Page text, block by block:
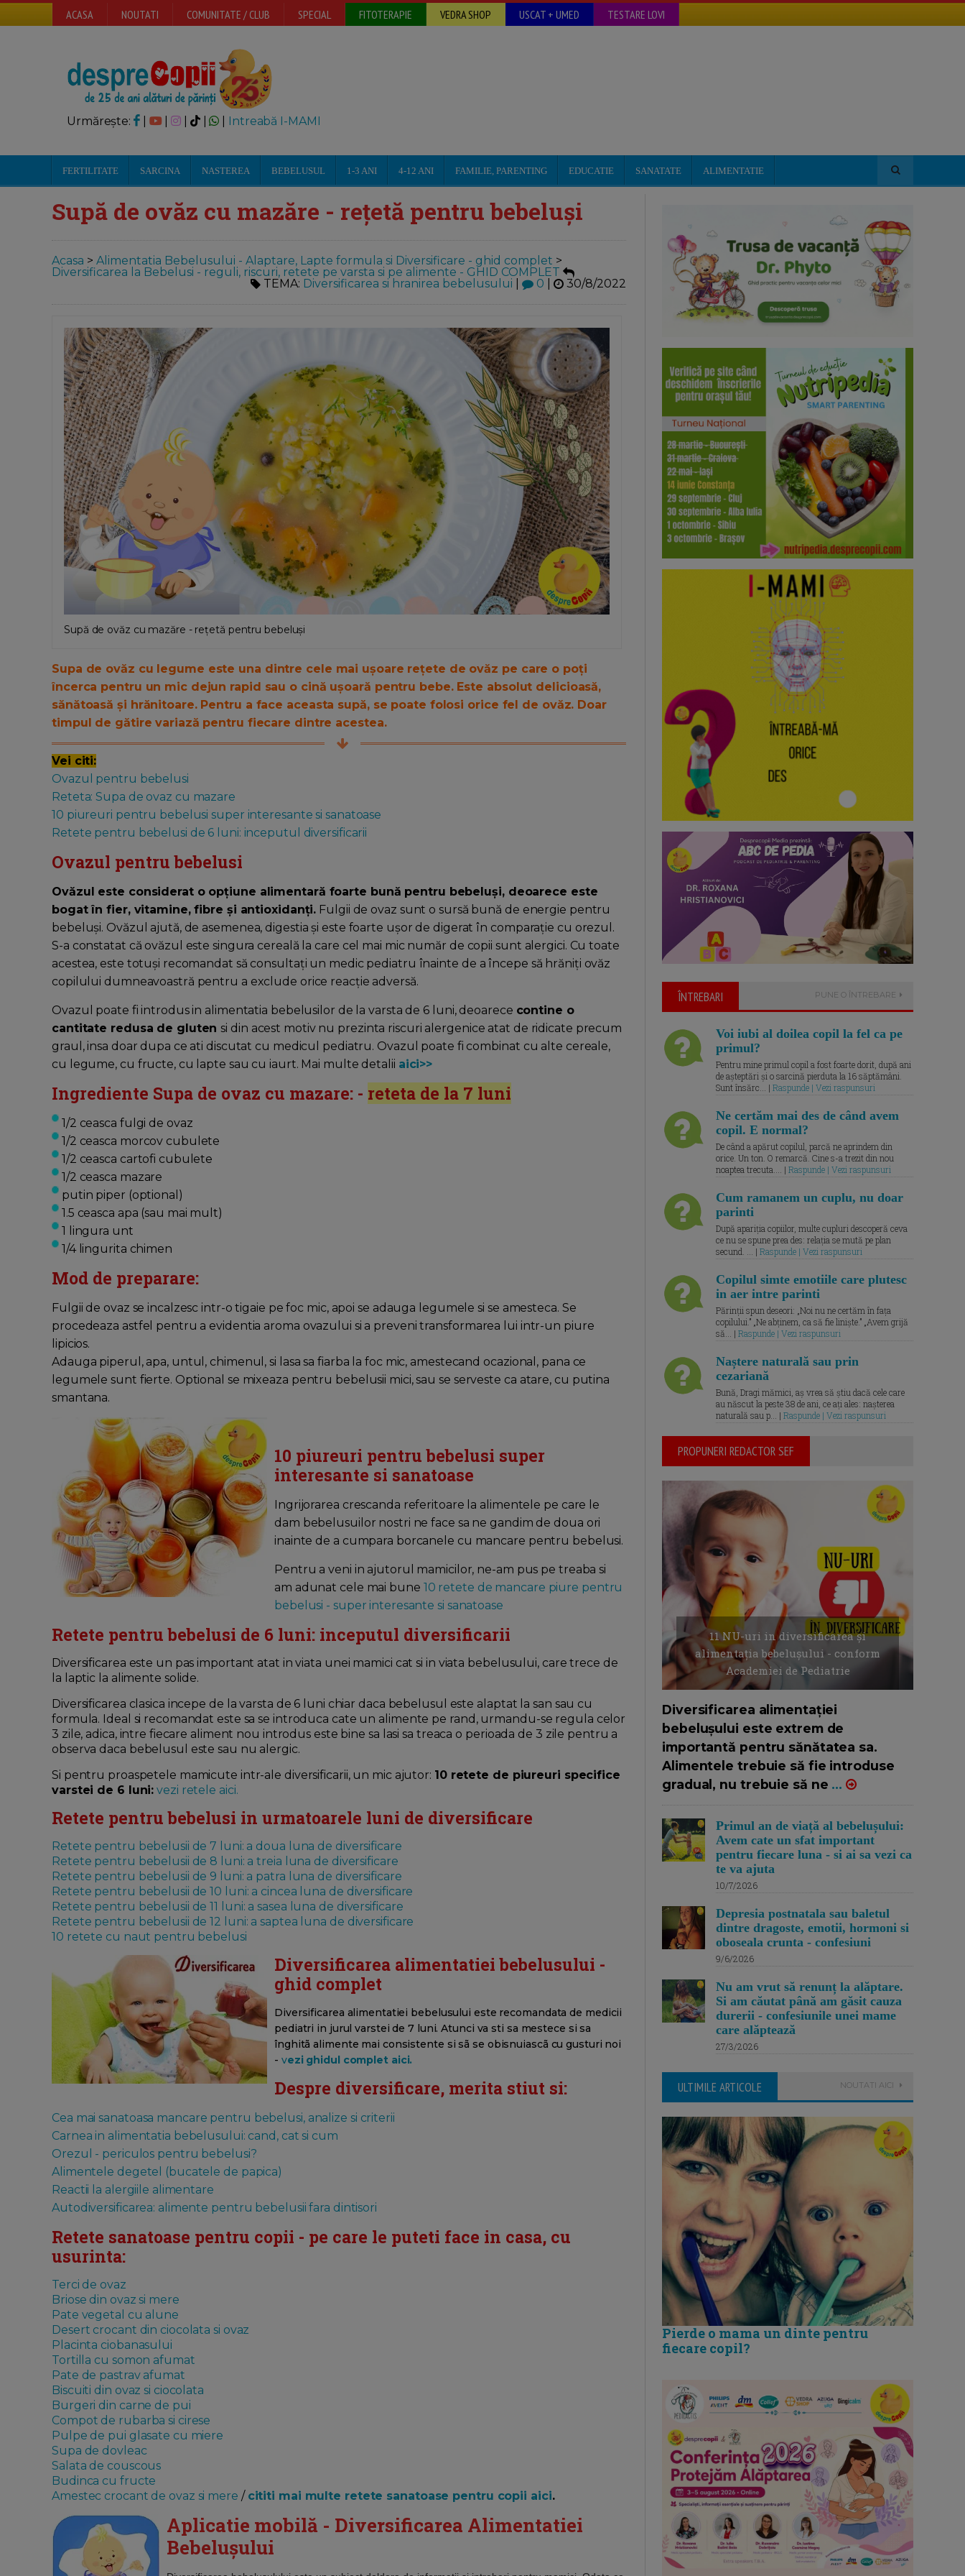
ACASA NOUTATI COMUNITATE / CLUB SPECIAL FITOTERAPIE VEDRA SHOP USCAT + UMED TESTARE LOVI
Urmărește: | | Intreabă I-MAMI
FERTILITATE SARCINA NASTEREA BEBELUSUL 1-3 ANI 4-12 ANI FAMILIE, PARENTING EDUCATIE SANATATE ALIMENTATIE
Supă de ovăz cu mazăre - rețetă pentru bebeluși
Acasa > Alimentatia Bebelusului - Alaptare, Lapte formula si Diversificare - ghid complet >
Diversificarea la Bebelusi - reguli, riscuri, retete pe varsta si pe alimente - GHID COMPLET
TEMA: Diversificarea si hranirea bebelusului 0 30/8/2022
Supă de ovăz cu mazăre - rețetă pentru bebeluși
Supa de ovăz cu legume este una dintre cele mai ușoare rețete de ovăz pe care o poți
încerca pentru un mic dejun rapid sau o cină ușoară pentru bebe. Este absolut delicioasă,
sănătoasă și hrănitoare. Pentru a face aceasta supă, se poate folosi orice fel de ovăz. Doar
timpul de gătire variază pentru fiecare dintre acestea.
Vei citi:
Ovazul pentru bebelusi
Reteta: Supa de ovaz cu mazare
10 piureuri pentru bebelusi super interesante si sanatoase
Retete pentru bebelusi de 6 luni: inceputul diversificarii
Ovazul pentru bebelusi
Ovăzul este considerat o opțiune alimentară foarte bună pentru bebeluși, deoarece este
bogat în fier, vitamine, fibre și antioxidanți. Fulgii de ovaz sunt o sursă bună de energie pentru
bebeluși. Ovăzul ajută, de asemenea, digestia și este foarte ușor de digerat în comparație cu orezul.
S-a constatat că ovăzul este singura cereală la care cel mai mic număr de copii sunt alergici. Cu toate
acestea, este totuși recomandat să consultați un medic pediatru înainte de a începe să hrăniți ovăz
copilului dumneavoastră pentru a exclude orice reacție adversă.
Ovazul poate fi introdus in alimentatia bebelusilor de la varsta de 6 luni, deoarece contine o
cantitate redusa de glutensi din acest motiv nu prezinta riscuri alergenice atat de ridicate precum
graul, insa doar dupa ce ati discutat cu medicul pediatru. Ovazul poate fi combinat cu alte cereale,
cu legume, cu fructe, cu lapte sau cu iaurt. Mai multe detalii aici>>
Ingrediente Supa de ovaz cu mazare: - reteta de la 7 luni
1/2 ceasca fulgi de ovaz
1/2 ceasca morcov cubulete
1/2 ceasca cartofi cubulete
1/2 ceasca mazare
putin piper (optional)
1.5 ceasca apa (sau mai mult)
1 lingura unt
1/4 lingurita chimen
Mod de preparare:
Fulgii de ovaz se incalzesc intr-o tigaie pe foc mic, apoi se adauga legumele si se amesteca. Se
procedeaza astfel pentru a evidentia aroma ovazului si a preveni transformarea lui intr-un piure
lipicios.
Adauga piperul, apa, untul, chimenul, si lasa sa fiarba la foc mic, amestecand ocazional, pana ce
legumele sunt fierte. Optional se mixeaza pentru bebelusii mici, sau se serveste ca atare, cu putina
smantana.
10 piureuri pentru bebelusi super
interesante si sanatoase
Ingrijorarea crescanda referitoare la alimentele pe care le
dam bebelusuilor nostri ne face sa ne gandim de doua ori
inainte de a cumpara borcanele cu mancare pentru bebelusi.
Pentru a veni in ajutorul mamicilor, ne-am pus pe treaba si
am adunat cele mai bune 10 retete de mancare piure pentru
bebelusi - super interesante si sanatoase
Retete pentru bebelusi de 6 luni: inceputul diversificarii
Diversificarea este un pas important atat in viata unei mamici cat si in viata bebelusului, care trece de
la laptic la alimente solide.
Diversificarea clasica incepe de la varsta de 6 luni chiar daca bebelusul este alaptat la san sau cu
formula. Ideal si recomandat este sa se introduca cate un alimente pe rand, urmandu-se regula celor
3 zile, adica, intre fiecare aliment nou introdus este bine sa lasi sa treaca o perioada de 3 zile pentru a
observa daca bebelusul este sau nu alergic.
Si pentru proaspetele mamicute intr-ale diversificarii, un mic ajutor: 10 retete de piureuri specifice
varstei de 6 luni: vezi retele aici.
Retete pentru bebelusi in urmatoarele luni de diversificare
Retete pentru bebelusii de 7 luni: a doua luna de diversificare
Retete pentru bebelusii de 8 luni: a treia luna de diversificare
Retete pentru bebelusii de 9 luni: a patra luna de diversificare
Retete pentru bebelusii de 10 luni: a cincea luna de diversificare
Retete pentru bebelusii de 11 luni: a sasea luna de diversificare
Retete pentru bebelusii de 12 luni: a saptea luna de diversificare
10 retete cu naut pentru bebelusi
Diversificarea alimentatiei bebelusului -
ghid complet
Diversificarea alimentatiei bebelusului este recomandata de medicii
pediatri in jurul varstei de 7 luni. Atunci va sti sa mestece si sa
înghitã alimente mai consistente si sã se obisnuiascã cu gusturi noi
- vezi ghidul complet aici.
Despre diversificare, merita stiut si:
Cea mai sanatoasa mancare pentru bebelusi, analize si criterii
Carnea in alimentatia bebelusului: cand, cat si cum
Orezul - periculos pentru bebelusi?
Alimentele degetel (bucatele de papica)
Reactii la alergiile alimentare
Autodiversificarea: alimente pentru bebelusii fara dintisori
Retete sanatoase pentru copii - pe care le puteti face in casa, cu
usurinta:
Terci de ovaz
Briose din ovaz si mere
Pate vegetal cu alune
Desert crocant din ciocolata si ovaz
Placinta ciobanasului
Tortilla cu somon afumat
Pate de pastrav afumat
Biscuiti din ovaz si ciocolata
Burgeri din carne de pui
Compot de rubarba si cirese
Pulpe de pui glasate cu miere
Supa de dovleac
Salata de couscous
Budinca cu fructe
Amestec crocant de ovaz si mere / cititi mai multe retete sanatoase pentru copii aici.
Aplicatie mobilă - Diversificarea Alimentatiei
Bebelușului
ÎNTREBARI PUNE O ÎNTREBARE
Voi iubi al doilea copil la fel ca pe
primul?
Pentru mine primul copil a fost foarte dorit, după ani
de așteptări și o sarcină pierduta la 16 săptămâni.
Sunt însărc... | Raspunde | Vezi raspunsuri
Ne certăm mai des de când avem
copil. E normal?
De când a apărut copilul, parcă ne aprindem din
orice. Un ton. O remarcă. Cine s-a trezit din nou
noaptea trecuta.... | Raspunde | Vezi raspunsuri
Cum ramanem un cuplu, nu doar
parinti
După apariția copiilor, multe cupluri descoperă ceva
ce nu se spune prea des: relația se mută pe plan
secund. ... | Raspunde | Vezi raspunsuri
Copilul simte emotiile care plutesc
in aer intre parinti
Părinții spun deseori: „Noi nu ne certăm în fața
copilului.” „Ne abținem, ca să fie liniște.” „Avem grijă
să... | Raspunde | Vezi raspunsuri
Naștere naturală sau prin
cezariană
Bună, Dragi mămici, aș vrea să știu dacă cele care
au născut la peste 38 de ani, ce ați ales: nașterea
naturală sau p... | Raspunde | Vezi raspunsuri
PROPUNERI REDACTOR SEF
11 NU-uri in diversificarea și
alimentația bebelușului - conform
Academiei de Pediatrie
Diversificarea alimentației
bebelușului este extrem de
importantă pentru sănătatea sa.
Alimentele trebuie să fie introduse
gradual, nu trebuie să ne ...
Primul an de viață al bebelușului:
Avem cate un sfat important
pentru fiecare luna - si ai sa vezi ca
te va ajuta
10/7/2026
Depresia postnatala sau baletul
dintre dragoste, emotii, hormoni si
oboseala crunta - confesiuni
9/6/2026
Nu am vrut să renunț la alăptare.
Si am căutat până am găsit cauza
durerii - confesiunile unei mame
care alăptează
27/3/2026
ULTIMILE ARTICOLE NOUTATI AICI
Pierde o mama un dinte pentru
fiecare copil?